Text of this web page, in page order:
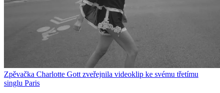
Zpěvačka Charlotte Gott zveřejnila videoklip ke svému třetímu
singlu Paris